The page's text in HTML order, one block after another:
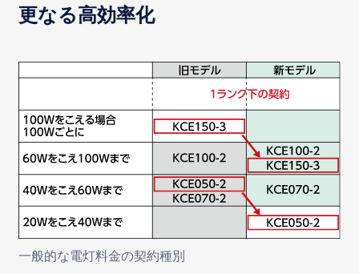
更なる高効率化
一般的な電灯料金の契約種別